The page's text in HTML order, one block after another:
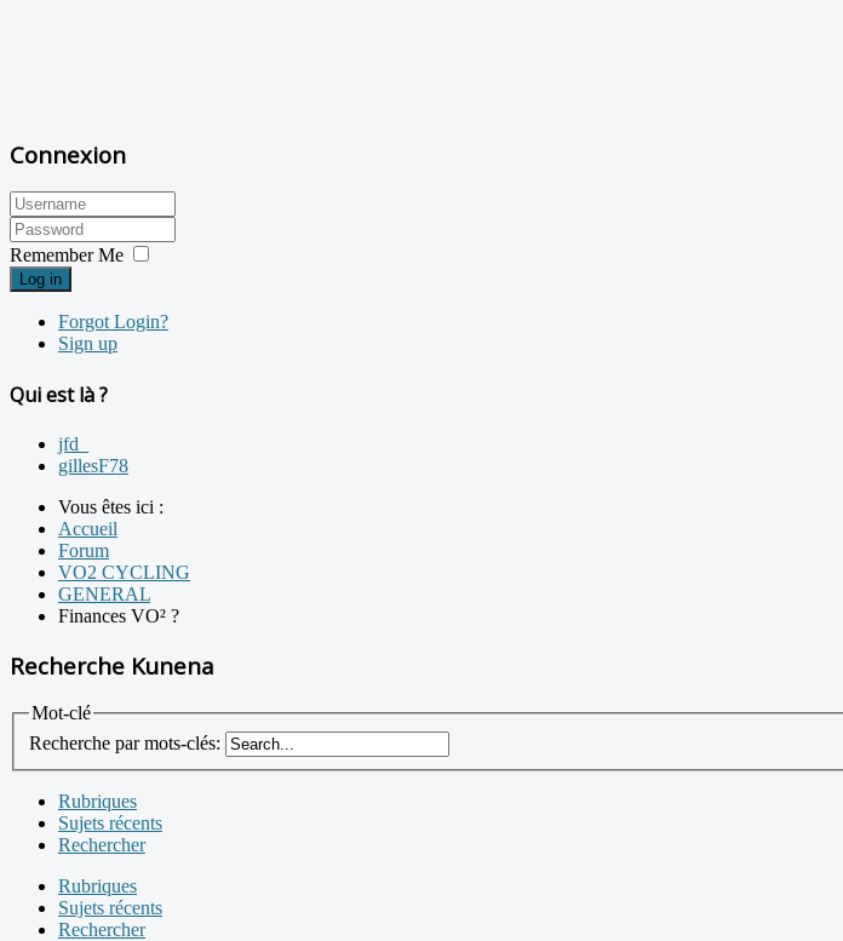
Connexion
Remember Me
Log in
Forgot Login?
Sign up
Qui est là ?
jfd_
gillesF78
Vous êtes ici :
Accueil
Forum
VO2 CYCLING
GENERAL
Finances VO² ?
Recherche Kunena
Mot-clé
Recherche par mots-clés:
Rubriques
Sujets récents
Rechercher
Rubriques
Sujets récents
Rechercher